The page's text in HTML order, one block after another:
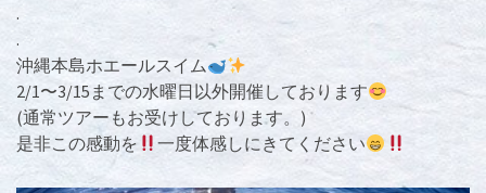
.
.
沖縄本島ホエールスイム
2/1〜3/15までの水曜日以外開催しております
(通常ツアーもお受けしております。)
是非この感動を
一度体感しにきてください